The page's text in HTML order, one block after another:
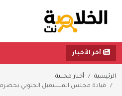
آخر الأخبار
الرئيسية
أخبار محلية
قيادة مجلس المستقبل الجنوبي